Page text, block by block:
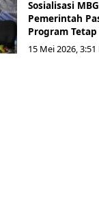
Sosialisasi
Pemerintah
Program
15 Mei 2026, 3:51